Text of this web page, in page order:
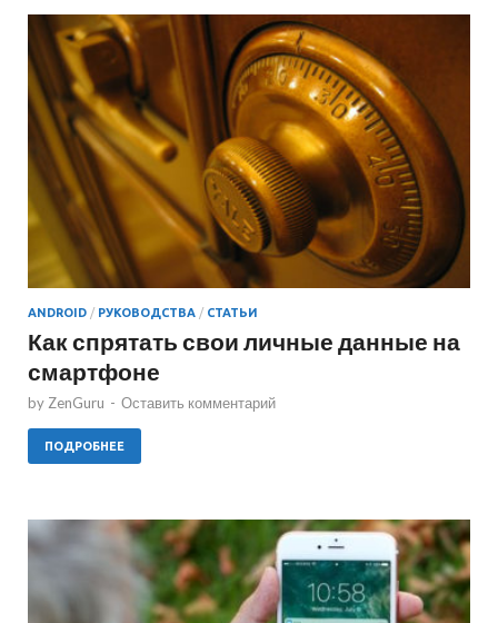
ANDROID / РУКОВОДСТВА / СТАТЬИ
Как спрятать свои личные данные на
смартфоне
by ZenGuru - Оставить комментарий
ПОДРОБНЕЕ